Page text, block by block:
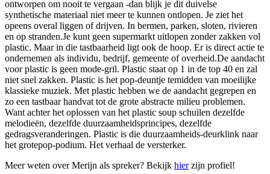
ontworpen om nooit te vergaan -dan blijk je dit duivelse
synthetische materiaal niet meer te kunnen ontlopen. Je ziet het
opeens overal liggen of drijven. In bermen, parken, sloten, rivieren
en op stranden.Je kunt geen supermarkt uitlopen zonder zakken vol
plastic. Maar in die tastbaarheid ligt ook de hoop. Er is direct actie te
ondernemen als individu, bedrijf, gemeente of overheid.De aandacht
voor plastic is geen mode-gril. Plastic staat op 1 in de top 40 en zal
niet snel zakken. Plastic is het pop-deuntje temidden van moeilijke
klassieke muziek. Met plastic hebben we de aandacht gegrepen en
zo een tastbaar handvat tot de grote abstracte milieu problemen.
Want achter het oplossen van het plastic soup schuilen dezelfde
melodieën, dezelfde duurzaamheidsprincipes, dezelfde
gedragsveranderingen. Plastic is die duurzaamheids-deurklink naar
het grotepop-podium. Het verhaal de versterker.
Meer weten over Merijn als spreker? Bekijk hierzijn profiel!